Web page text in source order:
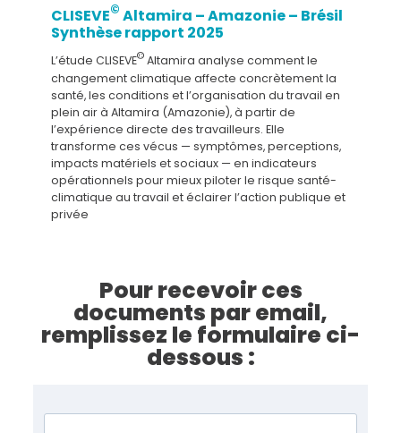
CLISEVE© Altamira – Amazonie – Brésil
Synthèse rapport 2025
L’étude CLISEVE© Altamira analyse comment le
changement climatique affecte concrètement la
santé, les conditions et l’organisation du travail en
plein air à Altamira (Amazonie), à partir de
l’expérience directe des travailleurs. Elle
transforme ces vécus — symptômes, perceptions,
impacts matériels et sociaux — en indicateurs
opérationnels pour mieux piloter le risque santé-
climatique au travail et éclairer l’action publique et
privée
Pour recevoir ces
documents par email,
remplissez le formulaire ci-
dessous :